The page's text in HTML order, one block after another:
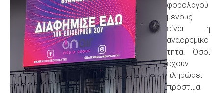
φορολογού
μενους
είναι η
αναδρομικό
τητα. Όσοι
έχουν
πληρώσει
πρόστιμα